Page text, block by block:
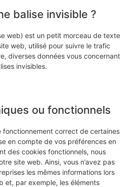
balise invisible ?
web) est un petit morceau de texte
web, utilisé pour suivre le trafic
diverses données vous concernant
invisibles.
ou fonctionnels
fonctionnement correct de certaines
en compte de vos préférences en
des cookies fonctionnels, nous
site web. Ainsi, vous n’avez pas
les mêmes informations lors
et, par exemple, les éléments